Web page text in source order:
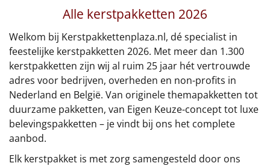
€55 tot €75
€75 tot €100
€100 en hoger
Alle kerstpakketten 2026
Thema
Origineel
Alle kerstpakketten 2026
Welkom bij Kerstpakkettenplaza.nl, dé specialist in
feestelijke kerstpakketten 2026. Met meer dan 1.300
kerstpakketten zijn wij al ruim 25 jaar hét vertrouwde
adres voor bedrijven, overheden en non-profits in
Nederland en België. Van originele themapakketten tot
duurzame pakketten, van Eigen Keuze-concept tot luxe
belevingspakketten – je vindt bij ons het complete
aanbod.
Elk kerstpakket is met zorg samengesteld door ons